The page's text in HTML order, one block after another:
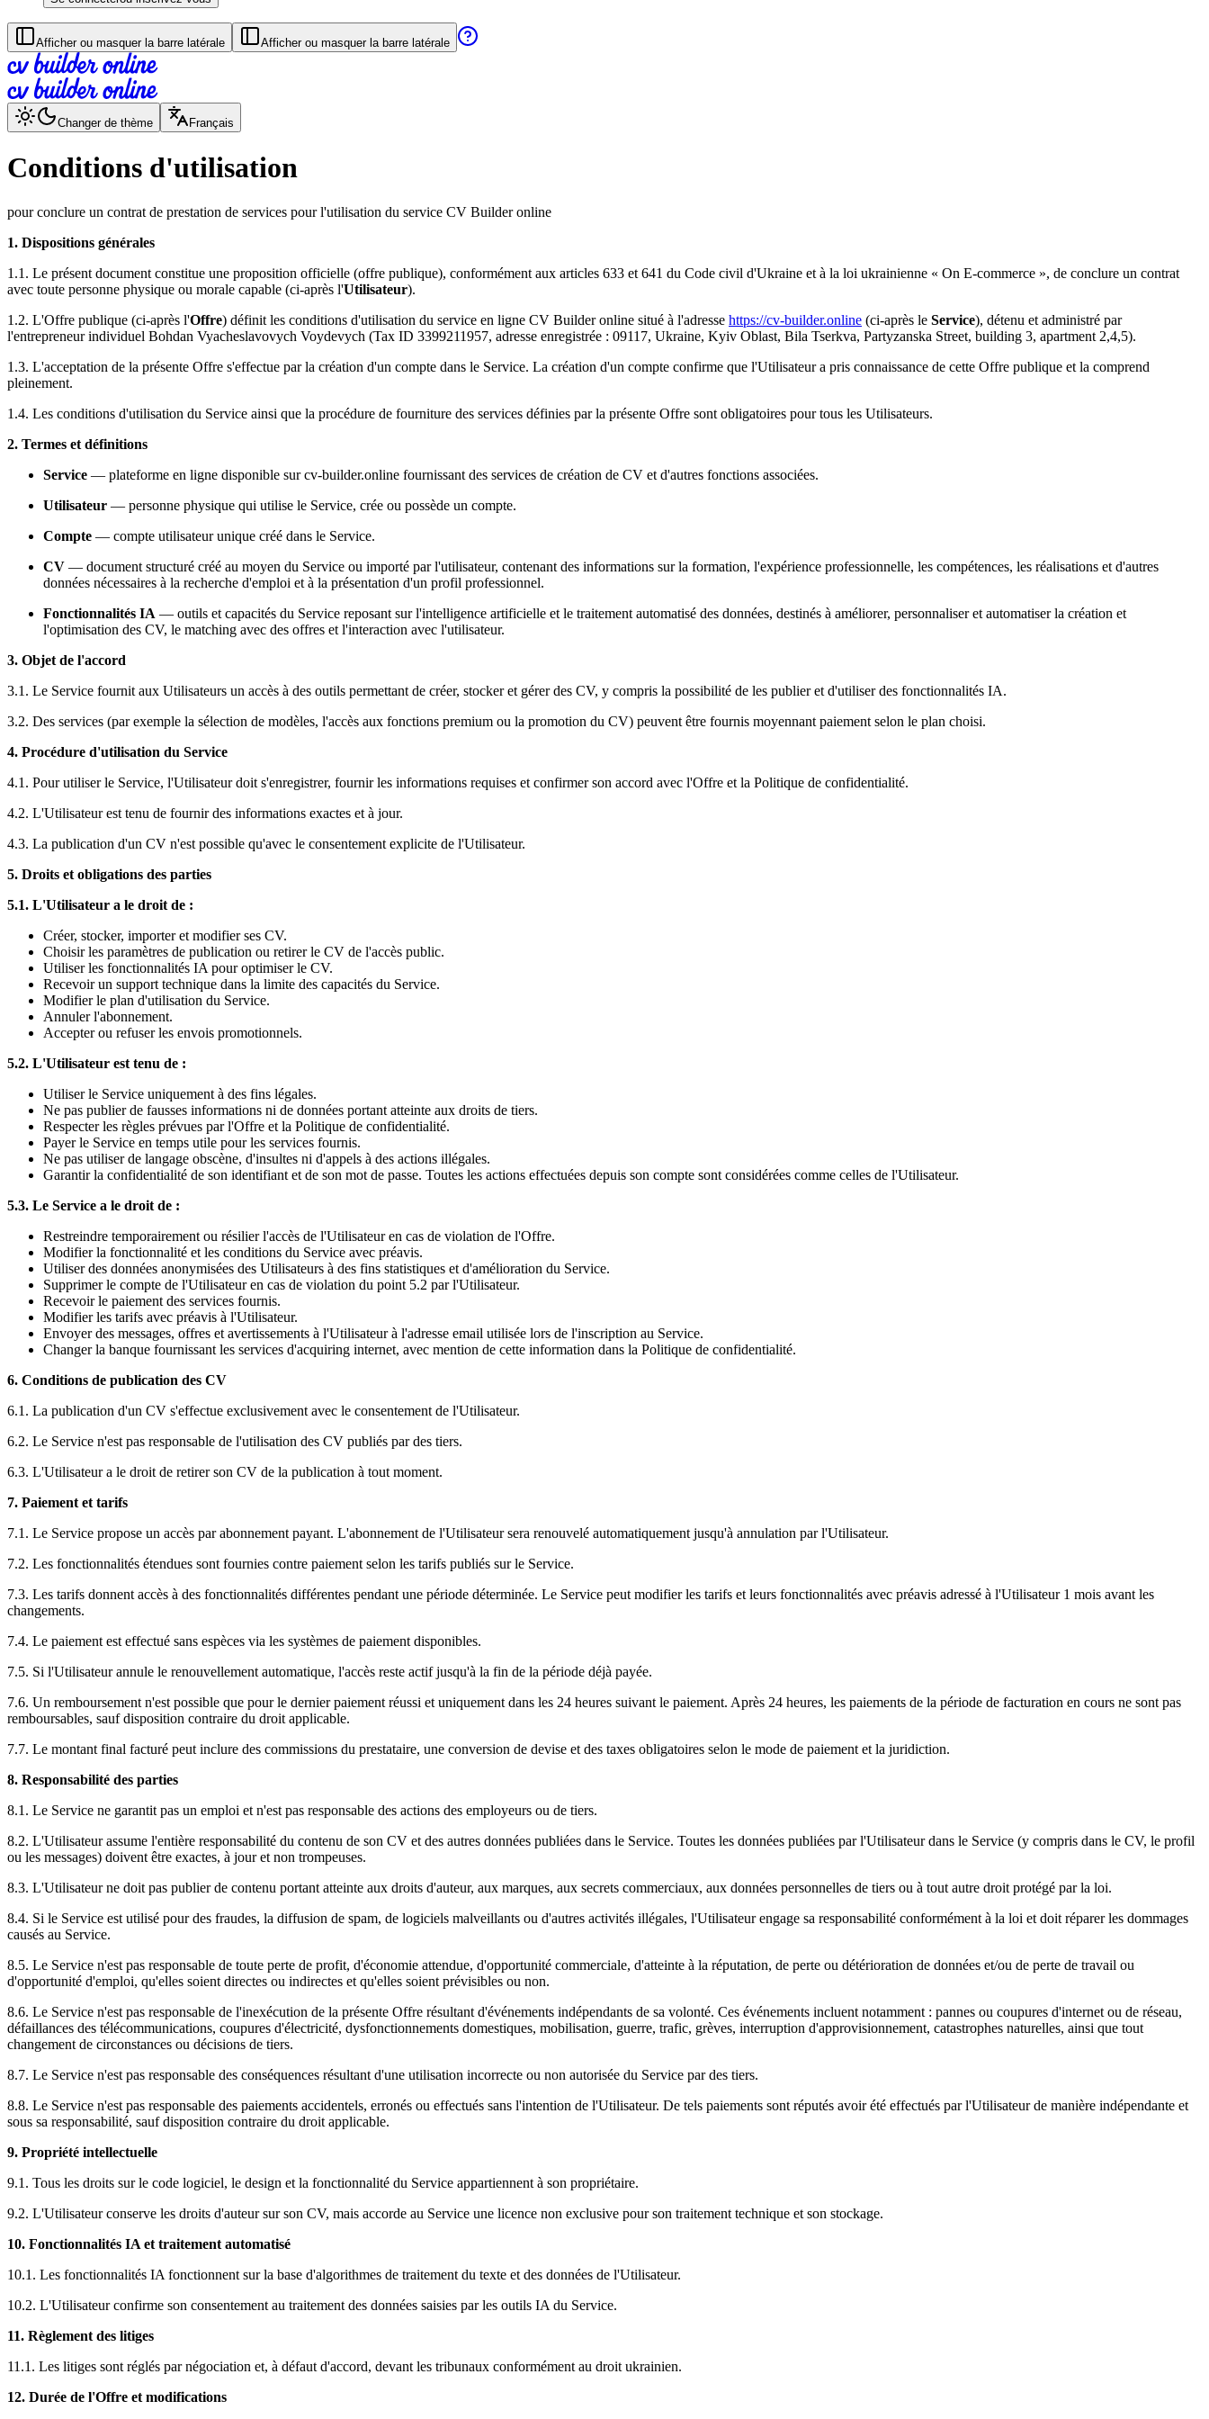
Afficher ou masquer la barre latérale Afficher ou masquer la barre latérale
Changer de thème Français
Conditions d'utilisation
pour conclure un contrat de prestation de services pour l'utilisation du service CV Builder online
1. Dispositions générales
1.1. Le présent document constitue une proposition officielle (offre publique), conformément aux articles 633 et 641 du Code civil d'Ukraine et à la loi ukrainienne « On E-commerce », de conclure un contrat
avec toute personne physique ou morale capable (ci-après l'Utilisateur).
1.2. L'Offre publique (ci-après l'Offre) définit les conditions d'utilisation du service en ligne CV Builder online situé à l'adresse https://cv-builder.online (ci-après le Service), détenu et administré par
l'entrepreneur individuel Bohdan Vyacheslavovych Voydevych (Tax ID 3399211957, adresse enregistrée : 09117, Ukraine, Kyiv Oblast, Bila Tserkva, Partyzanska Street, building 3, apartment 2,4,5).
1.3. L'acceptation de la présente Offre s'effectue par la création d'un compte dans le Service. La création d'un compte confirme que l'Utilisateur a pris connaissance de cette Offre publique et la comprend
pleinement.
1.4. Les conditions d'utilisation du Service ainsi que la procédure de fourniture des services définies par la présente Offre sont obligatoires pour tous les Utilisateurs.
2. Termes et définitions
Service — plateforme en ligne disponible sur cv-builder.online fournissant des services de création de CV et d'autres fonctions associées.
Utilisateur — personne physique qui utilise le Service, crée ou possède un compte.
Compte — compte utilisateur unique créé dans le Service.
CV — document structuré créé au moyen du Service ou importé par l'utilisateur, contenant des informations sur la formation, l'expérience professionnelle, les compétences, les réalisations et d'autres
données nécessaires à la recherche d'emploi et à la présentation d'un profil professionnel.
Fonctionnalités IA — outils et capacités du Service reposant sur l'intelligence artificielle et le traitement automatisé des données, destinés à améliorer, personnaliser et automatiser la création et
l'optimisation des CV, le matching avec des offres et l'interaction avec l'utilisateur.
3. Objet de l'accord
3.1. Le Service fournit aux Utilisateurs un accès à des outils permettant de créer, stocker et gérer des CV, y compris la possibilité de les publier et d'utiliser des fonctionnalités IA.
3.2. Des services (par exemple la sélection de modèles, l'accès aux fonctions premium ou la promotion du CV) peuvent être fournis moyennant paiement selon le plan choisi.
4. Procédure d'utilisation du Service
4.1. Pour utiliser le Service, l'Utilisateur doit s'enregistrer, fournir les informations requises et confirmer son accord avec l'Offre et la Politique de confidentialité.
4.2. L'Utilisateur est tenu de fournir des informations exactes et à jour.
4.3. La publication d'un CV n'est possible qu'avec le consentement explicite de l'Utilisateur.
5. Droits et obligations des parties
5.1. L'Utilisateur a le droit de :
Créer, stocker, importer et modifier ses CV.
Choisir les paramètres de publication ou retirer le CV de l'accès public.
Utiliser les fonctionnalités IA pour optimiser le CV.
Recevoir un support technique dans la limite des capacités du Service.
Modifier le plan d'utilisation du Service.
Annuler l'abonnement.
Accepter ou refuser les envois promotionnels.
5.2. L'Utilisateur est tenu de :
Utiliser le Service uniquement à des fins légales.
Ne pas publier de fausses informations ni de données portant atteinte aux droits de tiers.
Respecter les règles prévues par l'Offre et la Politique de confidentialité.
Payer le Service en temps utile pour les services fournis.
Ne pas utiliser de langage obscène, d'insultes ni d'appels à des actions illégales.
Garantir la confidentialité de son identifiant et de son mot de passe. Toutes les actions effectuées depuis son compte sont considérées comme celles de l'Utilisateur.
5.3. Le Service a le droit de :
Restreindre temporairement ou résilier l'accès de l'Utilisateur en cas de violation de l'Offre.
Modifier la fonctionnalité et les conditions du Service avec préavis.
Utiliser des données anonymisées des Utilisateurs à des fins statistiques et d'amélioration du Service.
Supprimer le compte de l'Utilisateur en cas de violation du point 5.2 par l'Utilisateur.
Recevoir le paiement des services fournis.
Modifier les tarifs avec préavis à l'Utilisateur.
Envoyer des messages, offres et avertissements à l'Utilisateur à l'adresse email utilisée lors de l'inscription au Service.
Changer la banque fournissant les services d'acquiring internet, avec mention de cette information dans la Politique de confidentialité.
6. Conditions de publication des CV
6.1. La publication d'un CV s'effectue exclusivement avec le consentement de l'Utilisateur.
6.2. Le Service n'est pas responsable de l'utilisation des CV publiés par des tiers.
6.3. L'Utilisateur a le droit de retirer son CV de la publication à tout moment.
7. Paiement et tarifs
7.1. Le Service propose un accès par abonnement payant. L'abonnement de l'Utilisateur sera renouvelé automatiquement jusqu'à annulation par l'Utilisateur.
7.2. Les fonctionnalités étendues sont fournies contre paiement selon les tarifs publiés sur le Service.
7.3. Les tarifs donnent accès à des fonctionnalités différentes pendant une période déterminée. Le Service peut modifier les tarifs et leurs fonctionnalités avec préavis adressé à l'Utilisateur 1 mois avant les
changements.
7.4. Le paiement est effectué sans espèces via les systèmes de paiement disponibles.
7.5. Si l'Utilisateur annule le renouvellement automatique, l'accès reste actif jusqu'à la fin de la période déjà payée.
7.6. Un remboursement n'est possible que pour le dernier paiement réussi et uniquement dans les 24 heures suivant le paiement. Après 24 heures, les paiements de la période de facturation en cours ne sont pas
remboursables, sauf disposition contraire du droit applicable.
7.7. Le montant final facturé peut inclure des commissions du prestataire, une conversion de devise et des taxes obligatoires selon le mode de paiement et la juridiction.
8. Responsabilité des parties
8.1. Le Service ne garantit pas un emploi et n'est pas responsable des actions des employeurs ou de tiers.
8.2. L'Utilisateur assume l'entière responsabilité du contenu de son CV et des autres données publiées dans le Service. Toutes les données publiées par l'Utilisateur dans le Service (y compris dans le CV, le profil
ou les messages) doivent être exactes, à jour et non trompeuses.
8.3. L'Utilisateur ne doit pas publier de contenu portant atteinte aux droits d'auteur, aux marques, aux secrets commerciaux, aux données personnelles de tiers ou à tout autre droit protégé par la loi.
8.4. Si le Service est utilisé pour des fraudes, la diffusion de spam, de logiciels malveillants ou d'autres activités illégales, l'Utilisateur engage sa responsabilité conformément à la loi et doit réparer les dommages
causés au Service.
8.5. Le Service n'est pas responsable de toute perte de profit, d'économie attendue, d'opportunité commerciale, d'atteinte à la réputation, de perte ou détérioration de données et/ou de perte de travail ou
d'opportunité d'emploi, qu'elles soient directes ou indirectes et qu'elles soient prévisibles ou non.
8.6. Le Service n'est pas responsable de l'inexécution de la présente Offre résultant d'événements indépendants de sa volonté. Ces événements incluent notamment : pannes ou coupures d'internet ou de réseau,
défaillances des télécommunications, coupures d'électricité, dysfonctionnements domestiques, mobilisation, guerre, trafic, grèves, interruption d'approvisionnement, catastrophes naturelles, ainsi que tout
changement de circonstances ou décisions de tiers.
8.7. Le Service n'est pas responsable des conséquences résultant d'une utilisation incorrecte ou non autorisée du Service par des tiers.
8.8. Le Service n'est pas responsable des paiements accidentels, erronés ou effectués sans l'intention de l'Utilisateur. De tels paiements sont réputés avoir été effectués par l'Utilisateur de manière indépendante et
sous sa responsabilité, sauf disposition contraire du droit applicable.
9. Propriété intellectuelle
9.1. Tous les droits sur le code logiciel, le design et la fonctionnalité du Service appartiennent à son propriétaire.
9.2. L'Utilisateur conserve les droits d'auteur sur son CV, mais accorde au Service une licence non exclusive pour son traitement technique et son stockage.
10. Fonctionnalités IA et traitement automatisé
10.1. Les fonctionnalités IA fonctionnent sur la base d'algorithmes de traitement du texte et des données de l'Utilisateur.
10.2. L'Utilisateur confirme son consentement au traitement des données saisies par les outils IA du Service.
11. Règlement des litiges
11.1. Les litiges sont réglés par négociation et, à défaut d'accord, devant les tribunaux conformément au droit ukrainien.
12. Durée de l'Offre et modifications